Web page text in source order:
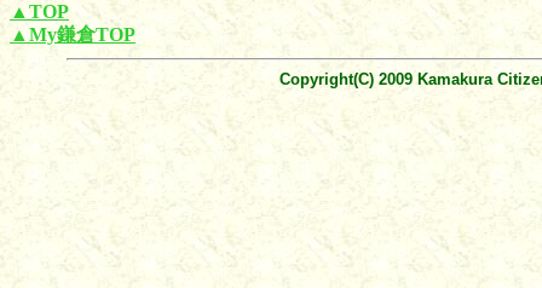
▲TOP
▲My鎌倉TOP
Copyright(C) 2009 Kamakura